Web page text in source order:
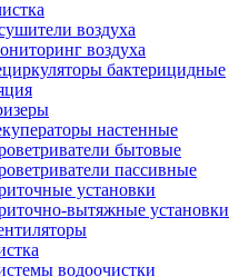
воздуха
воздуха
бактерицидные
настенные
бытовые
пассивные
установки
вытяжные установки
водоочистки